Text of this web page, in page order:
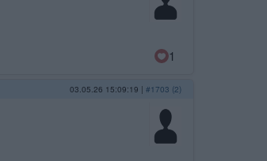
1
03.05.26 15:09:19 | #1703 (2)